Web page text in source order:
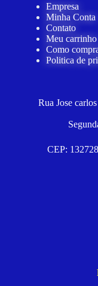
Empresa
Minha Conta
Contato
Meu carrinho
Como
Politica de
Rua Jose
CEP: